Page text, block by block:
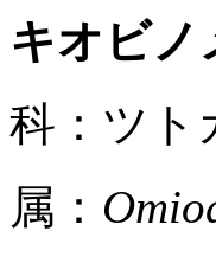
キオビノ
科：ツト
属：